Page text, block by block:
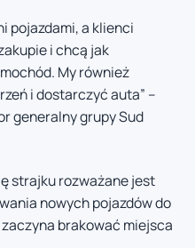
pojazdami, a klienci
i chcą jak
My również
i dostarczyć auta” –
generalny grupy Sud
strajku rozważane jest
nowych pojazdów do
brakować miejsca